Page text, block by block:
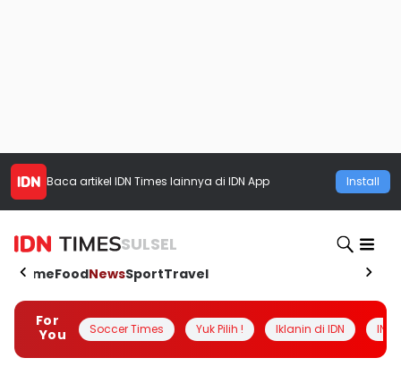
Baca artikel IDN Times lainnya di IDN App Install
SULSEL
HomeFoodNewsSportTravel
For
You
Soccer Times Yuk Pilih ! Iklanin di IDN